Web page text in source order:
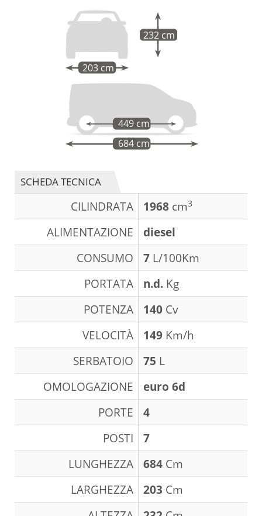
203 cm
232 cm
684 cm
449 cm
SCHEDA TECNICA
CILINDRATA 1968 cm3
ALIMENTAZIONE
diesel
CONSUMO
7 L/100Km
PORTATA
n.d. Kg
POTENZA
140 Cv
VELOCITÀ
149 Km/h
SERBATOIO
75 L
OMOLOGAZIONE
euro 6d
PORTE
4
POSTI
7
LUNGHEZZA
684 Cm
LARGHEZZA
203 Cm